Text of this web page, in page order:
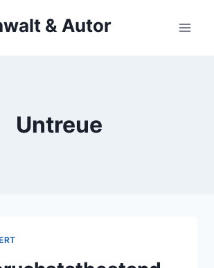
& Autor
Untreue